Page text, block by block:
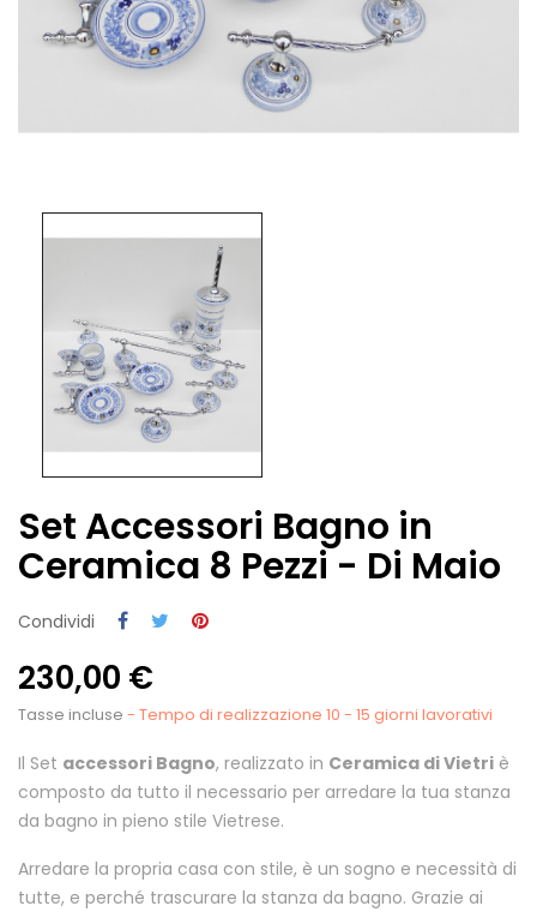
Set Accessori Bagno in
Ceramica 8 Pezzi - Di Maio
Condividi
230,00 €
Tasse incluse - Tempo di realizzazione 10 - 15 giorni lavorativi
Il Set accessori Bagno, realizzato in Ceramica di Vietri è
composto da tutto il necessario per arredare la tua stanza
da bagno in pieno stile Vietrese.
Arredare la propria casa con stile, è un sogno e necessità di
tutte, e perché trascurare la stanza da bagno. Grazie ai